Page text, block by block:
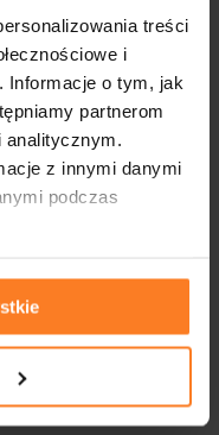
treści
i
Informacje o tym, jak
partnerom
z innymi danymi
podczas